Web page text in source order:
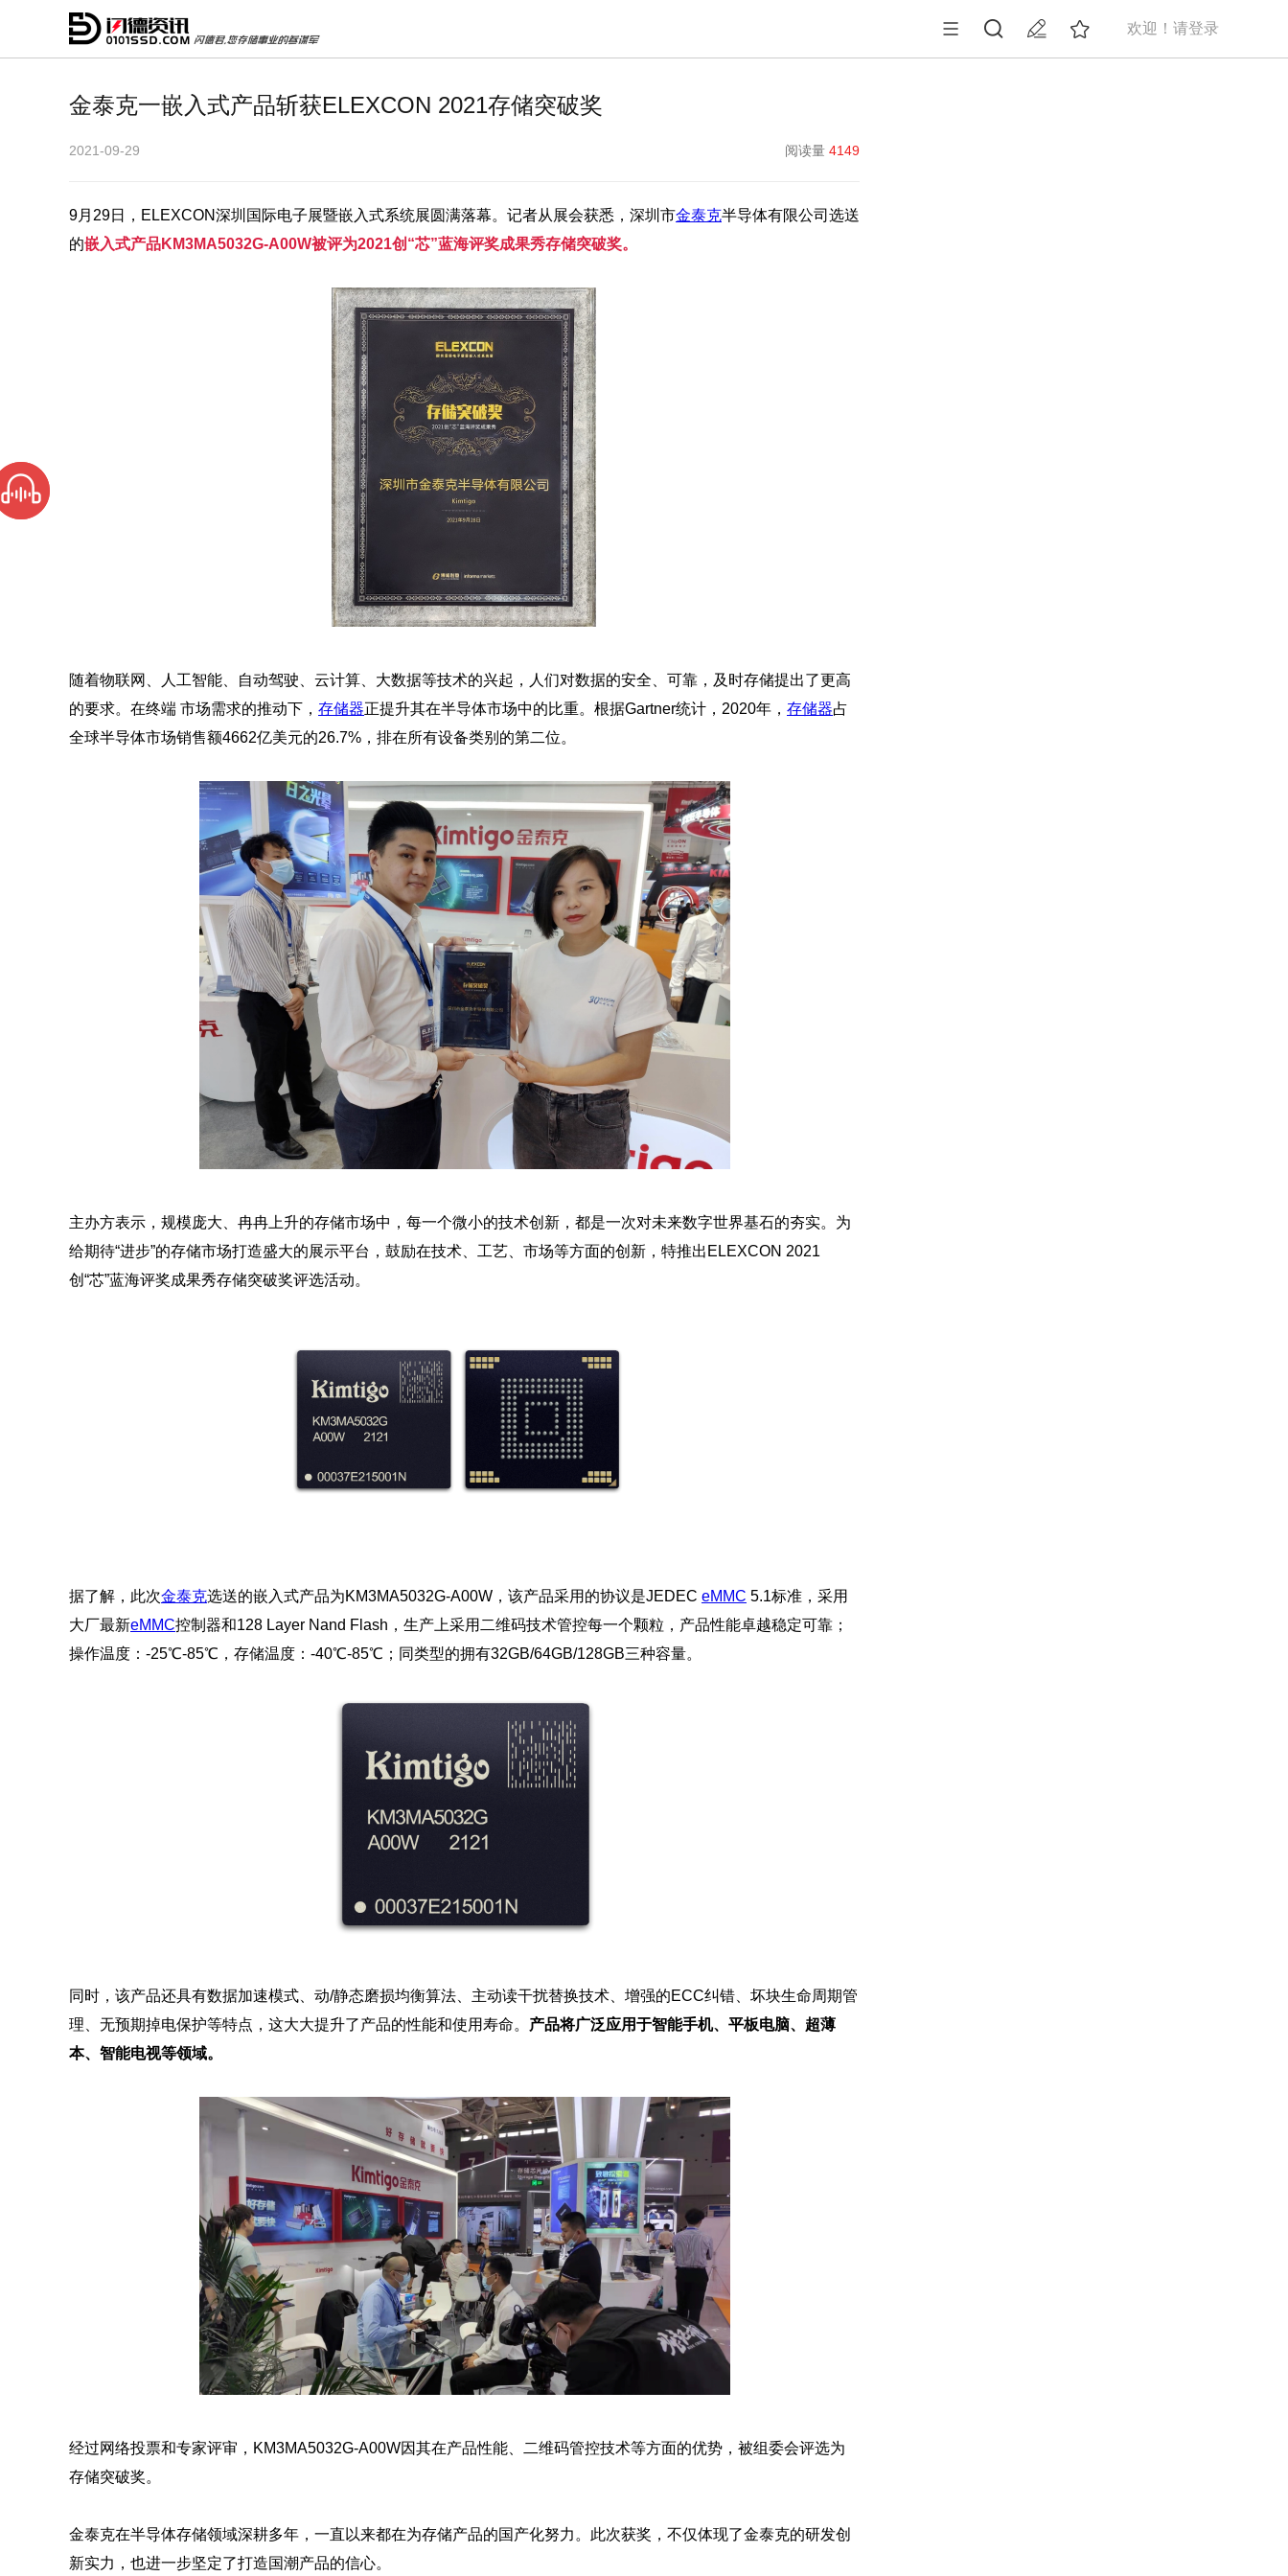
欢迎！请登录
金泰克一嵌入式产品斩获ELEXCON 2021存储突破奖
2021-09-29 阅读量 4149
9月29日，ELEXCON深圳国际电子展暨嵌入式系统展圆满落幕。记者从展会获悉，深圳市金泰克半导体有限公司选送
的嵌入式产品KM3MA5032G-A00W被评为2021创“芯”蓝海评奖成果秀存储突破奖。
随着物联网、人工智能、自动驾驶、云计算、大数据等技术的兴起，人们对数据的安全、可靠，及时存储提出了更高
的要求。在终端 市场需求的推动下， 存储器正提升其在半导体市场中的比重。根据Gartner统计，2020年， 存储器占
全球半导体市场销售额4662亿美元的26.7%，排在所有设备类别的第二位。
主办方表示，规模庞大、冉冉上升的存储市场中，每一个微小的技术创新，都是一次对未来数字世界基石的夯实。为
给期待“进步”的存储市场打造盛大的展示平台，鼓励在技术、工艺、市场等方面的创新，特推出ELEXCON 2021
创“芯”蓝海评奖成果秀存储突破奖评选活动。
据了解，此次金泰克选送的嵌入式产品为KM3MA5032G-A00W，该产品采用的协议是JEDEC eMMC 5.1标准，采用
大厂最新eMMC控制器和128 Layer Nand Flash，生产上采用二维码技术管控每一个颗粒，产品性能卓越稳定可靠；
操作温度：-25℃-85℃，存储温度：-40℃-85℃；同类型的拥有32GB/64GB/128GB三种容量。
同时，该产品还具有数据加速模式、动/静态磨损均衡算法、主动读干扰替换技术、增强的ECC纠错、坏块生命周期管
理、无预期掉电保护等特点，这大大提升了产品的性能和使用寿命。 产品将广泛应用于智能手机、平板电脑、超薄
本、智能电视等领域。
经过网络投票和专家评审，KM3MA5032G-A00W因其在产品性能、二维码管控技术等方面的优势，被组委会评选为
存储突破奖。
金泰克在半导体存储领域深耕多年，一直以来都在为存储产品的国产化努力。此次获奖，不仅体现了金泰克的研发创
新实力，也进一步坚定了打造国潮产品的信心。